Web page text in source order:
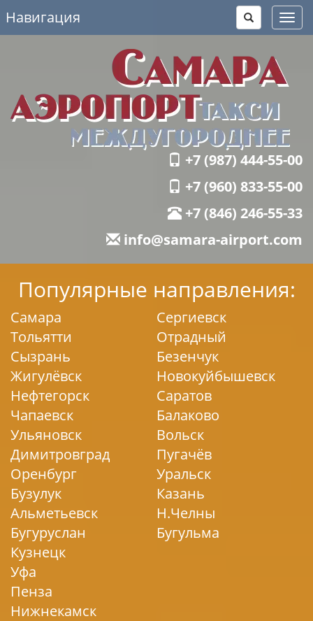
Навигация
+7 (987) 444-55-00
+7 (960) 833-55-00
+7 (846) 246-55-33
info@samara-airport.com
Популярные направления:
Самара
Тольятти
Сызрань
Жигулёвск
Сергиевск
Отрадный
Безенчук
Новокуйбышевск
Нефтегорск
Чапаевск
Ульяновск
Димитровград
Саратов
Балаково
Вольск
Пугачёв
Оренбург
Бузулук
Альметьевск
Бугуруслан
Уральск
Казань
Н.Челны
Бугульма
Кузнецк
Уфа
Пенза
Нижнекамск